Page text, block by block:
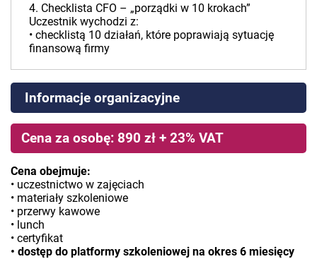
4. Checklista CFO – „porządki w 10 krokach”
Uczestnik wychodzi z:
• checklistą 10 działań, które poprawiają sytuację
finansową firmy
Informacje organizacyjne
Cena za osobę: 890 zł + 23% VAT
Cena obejmuje:
• uczestnictwo w zajęciach
• materiały szkoleniowe
• przerwy kawowe
• lunch
• certyfikat
• dostęp do platformy szkoleniowej na okres 6 miesięcy